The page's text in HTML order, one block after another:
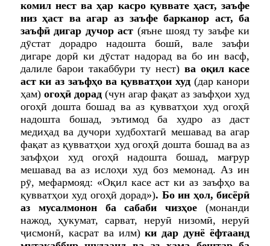
комил нест ва ҳар касро қуввате ҳаст, заъфе
низ ҳаст ва агар аз заъфе барканор аст, ба
заъфӣдигар дучор аст (яъне шояд ту заъфе ки
дӯстат дорадро надошта бошӣ, вале заъфи
дигаре дорӣ ки дӯстат надорад ва бо ин васф,
далиле барои такаббури ту нест)ва оқил касе
аст ки аз заъфҳо ва қувватҳои худ(дар канори
ҳам)огоҳӣ дорад(чун агар фақат аз заъфҳои худ
огоҳӣ дошта бошад ва аз қувватҳои худ огоҳӣ
надошта бошад, эътимод ба худро аз даст
медиҳад ва дучори худбохтагӣ мешавад ва агар
фақат аз қувватҳои худ огоҳӣ дошта бошад ва аз
заъфҳои худ огоҳӣ надошта бошад, мағрур
мешавад ва аз ислоҳи худ боз мемонад. Аз ин
рӯ, мефармояд: «Оқил касе аст ки аз заъфҳо ва
қувватҳои худ огоҳӣ дорад»). Бо ин ҳол, бисёрӣ
аз мусалмонон ба сабаби чизҳое(монанди
нажод, ҳукумат, сарват, неруӣ низомӣ, неруӣ
ҷисмонӣ, касрат ва илм)ки дар дунё ёфтаанд